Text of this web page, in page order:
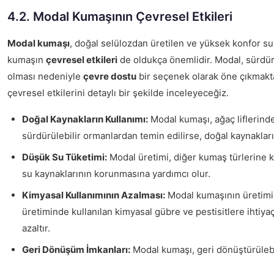
4.2. Modal Kumaşının Çevresel Etkileri
Modal kumaşı, doğal selülozdan üretilen ve yüksek konfor
kumaşın çevresel etkileri de oldukça önemlidir. Modal,
olması nedeniyle çevre dostu bir seçenek olarak öne
çevresel etkilerini detaylı bir şekilde inceleyeceğiz.
Doğal Kaynakların Kullanımı: Modal kumaşı, ağaç
sürdürülebilir ormanlardan temin edilirse, doğal
Düşük Su Tüketimi: Modal üretimi, diğer kumaş türlerine
su kaynaklarının korunmasına yardımcı olur.
Kimyasal Kullanımının Azalması: Modal kumaşının
üretiminde kullanılan kimyasal gübre ve pestisitlere
azaltır.
Geri Dönüşüm İmkanları: Modal kumaşı, geri